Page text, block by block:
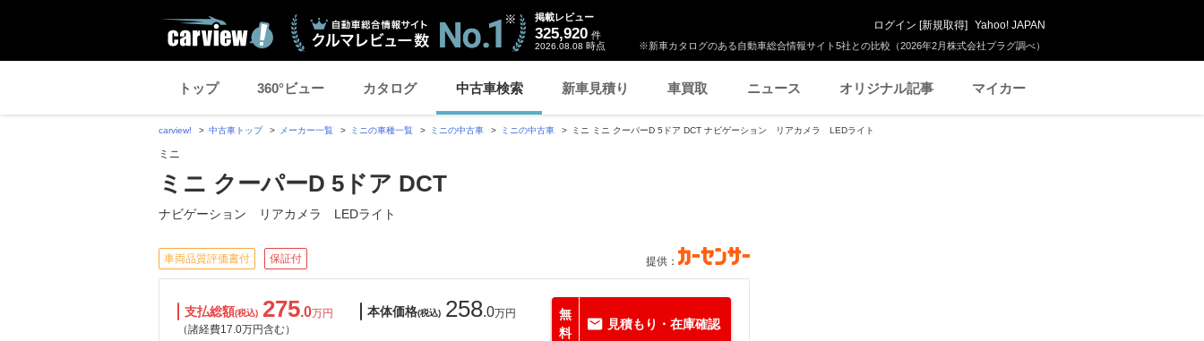
※新車カタログのある自動車総合情報サイト5社との比較（2026年2月株式会社プラグ調べ）
掲載レビュー
325,920 件
2026.08.08 時点
ログイン [新規取得] Yahoo! JAPAN
トップ 360°ビュー カタログ 中古車検索 新車見積り 車買取 ニュース オリジナル記事 マイカー
carview! 中古車トップ メーカー一覧 ミニの車種一覧 ミニの中古車 ミニの中古車 ミニ ミニ クーパーD 5ドア DCT ナビゲーション リアカメラ LEDライト
ミニ
ミニ クーパーD 5ドア DCT
ナビゲーション リアカメラ LEDライト
車両品質評価書付 保証付 提供：
支払総額(税込) 275.0万円
（諸経費17.0万円含む）
本体価格(税込) 258.0万円
無
料
見積もり・在庫確認